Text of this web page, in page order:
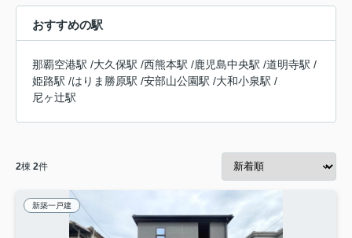
おすすめの駅
那覇空港駅 /大久保駅 /西熊本駅 /鹿児島中央駅 /道明寺駅 /
姫路駅 /はりま勝原駅 /安部山公園駅 /大和小泉駅 /
尼ヶ辻駅
2棟 2件
新築一戸建